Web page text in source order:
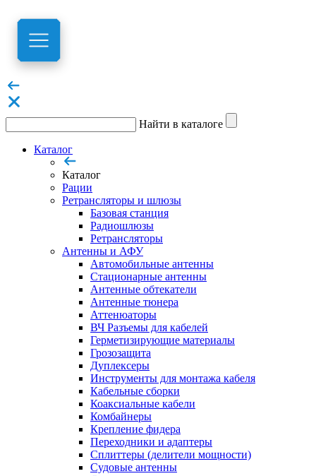
Найти в каталоге
Каталог
Каталог
Рации
Ретрансляторы и шлюзы
Базовая станция
Радиошлюзы
Ретрансляторы
Антенны и АФУ
Автомобильные антенны
Стационарные антенны
Антенные обтекатели
Антенные тюнера
Аттенюаторы
ВЧ Разъемы для кабелей
Герметизирующие материалы
Грозозащита
Дуплексеры
Инструменты для монтажа кабеля
Кабельные сборки
Коаксиальные кабели
Комбайнеры
Крепление фидера
Переходники и адаптеры
Сплиттеры (делители мощности)
Судовые антенны